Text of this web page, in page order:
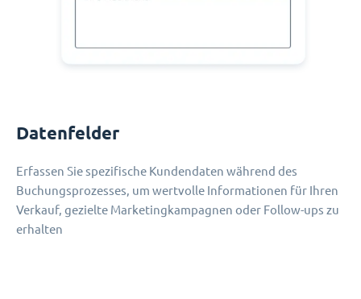
Datenfelder
Erfassen Sie spezifische Kundendaten während des
Buchungsprozesses, um wertvolle Informationen für Ihren
Verkauf, gezielte Marketingkampagnen oder Follow-ups zu
erhalten